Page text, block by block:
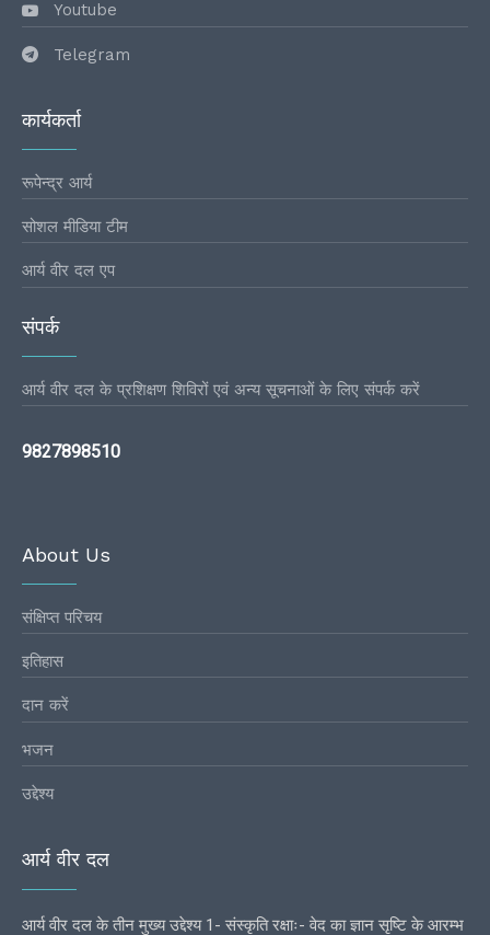
Youtube
Telegram
कार्यकर्ता
रूपेन्द्र आर्य
सोशल मीडिया टीम
आर्य वीर दल एप
संपर्क
आर्य वीर दल के प्रशिक्षण शिविरों एवं अन्य सूचनाओं के लिए संपर्क करें
9827898510
About Us
संक्षिप्त परिचय
इतिहास
दान करें
भजन
उद्देश्य
आर्य वीर दल
आर्य वीर दल के तीन मुख्य उद्देश्य 1- संस्कृति रक्षाः- वेद का ज्ञान सृष्टि के आरम्भ